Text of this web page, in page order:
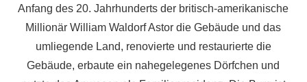
Anfang des 20. Jahrhunderts der britisch-amerikanische
Millionär William Waldorf Astor die Gebäude und das
umliegende Land, renovierte und restaurierte die
Gebäude, erbaute ein nahegelegenes Dörfchen und